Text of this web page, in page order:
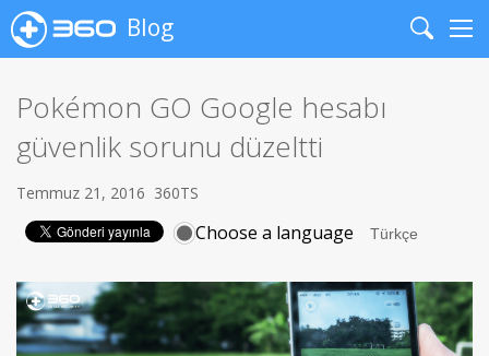
Blog
Search
Pokémon GO Google hesabı
güvenlik sorunu düzeltti
Temmuz 21, 2016 360TS
Choose a language